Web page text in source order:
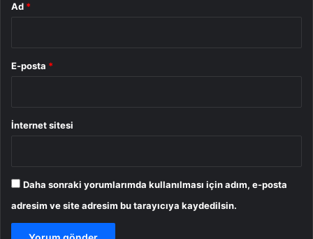
Ad *
E-posta *
İnternet sitesi
Daha sonraki yorumlarımda kullanılması için adım, e-posta
adresim ve site adresim bu tarayıcıya kaydedilsin.